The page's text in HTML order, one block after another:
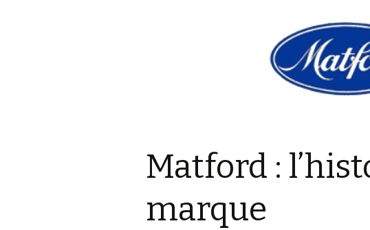
Matford :
marque